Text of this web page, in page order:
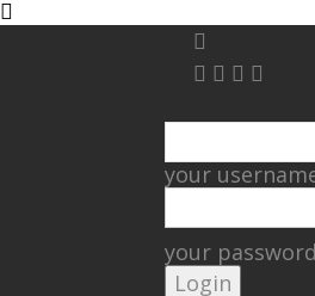
your
your password